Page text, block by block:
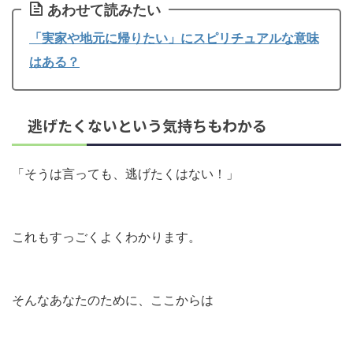
あわせて読みたい
「実家や地元に帰りたい」にスピリチュアルな意味
はある？
逃げたくないという気持ちもわかる
「そうは言っても、逃げたくはない！」
これもすっごくよくわかります。
そんなあなたのために、ここからは